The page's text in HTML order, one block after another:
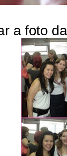
a foto